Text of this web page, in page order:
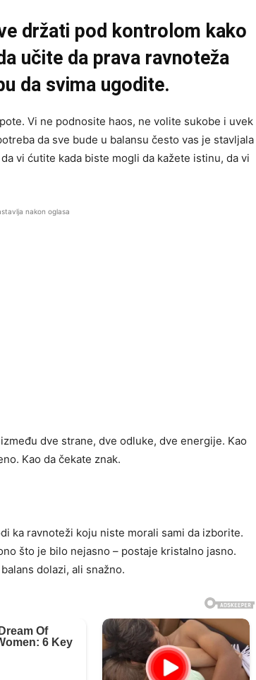
držati pod kontrolom kako
učite da prava ravnoteža
da svima ugodite.
Vi ne podnosite haos, ne volite sukobe i uvek
da sve bude u balansu često vas je stavljala
vi ćutite kada biste mogli da kažete istinu, da vi
nakon oglasa
dve strane, dve odluke, dve energije. Kao
Kao da čekate znak.
ka ravnoteži koju niste morali sami da izborite.
što je bilo nejasno – postaje kristalno jasno.
dolazi, ali snažno.